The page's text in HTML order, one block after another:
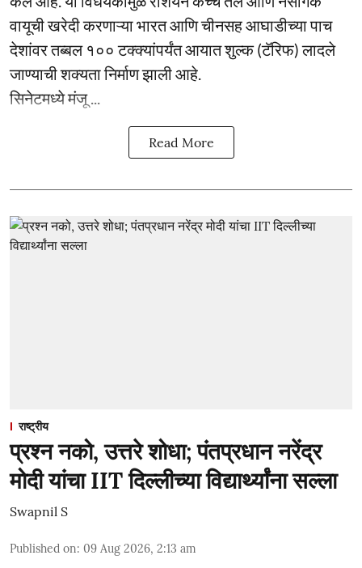
वायूची खरेदी करणाऱ्या भारत आणि चीनसह आघाडीच्या पाच
देशांवर तब्बल १०० टक्क्यांपर्यंत आयात शुल्क (टॅरिफ) लादले
जाण्याची शक्यता निर्माण झाली आहे.
सिनेटमध्ये मंजू ...
Read More
राष्ट्रीय
प्रश्न नको, उत्तरे शोधा; पंतप्रधान नरेंद्र
मोदी यांचा IIT दिल्लीच्या विद्यार्थ्यांना सल्ला
Swapnil S
Published on: 09 Aug 2026, 2:13 am